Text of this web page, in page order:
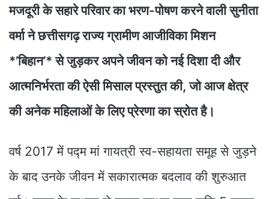
मजदूरी के सहारे परिवार का भरण-पोषण करने वाली सुनीता
वर्मा ने छत्तीसगढ़ राज्य ग्रामीण आजीविका मिशन
*’बिहान’* से जुड़कर अपने जीवन को नई दिशा दी और
आत्मनिर्भरता की ऐसी मिसाल प्रस्तुत की, जो आज क्षेत्र
की अनेक महिलाओं के लिए प्रेरणा का स्रोत है।
वर्ष 2017 में पद्म मां गायत्री स्व-सहायता समूह से जुड़ने
के बाद उनके जीवन में सकारात्मक बदलाव की शुरुआत